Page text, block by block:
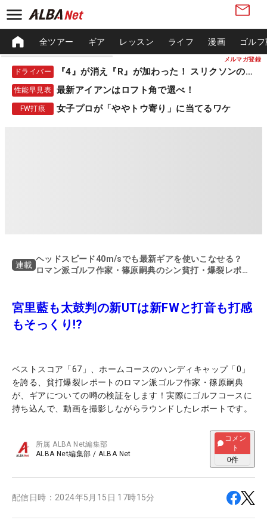
メルマガ登録
全ツアー ギア レッスン ライフ 漫画 ゴル
ドライバー 『4』が消え『R』が加わった！ スリクソンの新作
性能早見表 最新アイアンはロフト角で選べ！
FW打痕 女子プロが「ややトウ寄り」に当てるワケ
連載
ヘッドスピード40m/sでも最新ギアを使いこなせる？
ロマン派ゴルフ作家・篠原嗣典のシン貧打・爆裂レポー
宮里藍も太鼓判の新UTは新FWと打音も打感
もそっくり!?
ベストスコア「67」、ホームコースのハンディキャップ「0」
を誇る、貧打爆裂レポートのロマン派ゴルフ作家・篠原嗣典
が、ギアについての噂の検証をします！実際にゴルフコースに
持ち込んで、動画を撮影しながらラウンドしたレポートです。
所属ALBA Net編集部
ALBA Net編集部 / ALBA Net
コメン
ト
0件
配信日時： 2024年5月15日 17時15分